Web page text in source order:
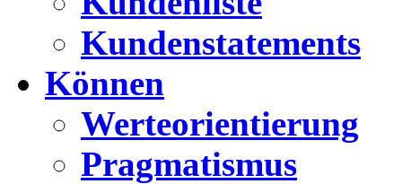
Kundenstatements
Können
Werteorientierung
Pragmatismus